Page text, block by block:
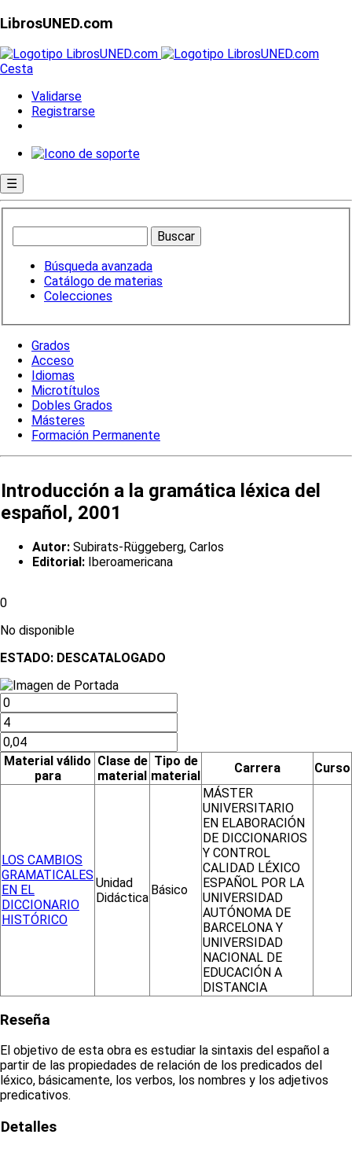
LibrosUNED.com
Cesta
Validarse
Registrarse
☰
Búsqueda avanzada
Catálogo de materias
Colecciones
Grados
Acceso
Idiomas
Microtítulos
Dobles Grados
Másteres
Formación Permanente
Introducción a la gramática léxica del
español, 2001
Autor: Subirats-Rüggeberg, Carlos
Editorial: Iberoamericana
0
No disponible
ESTADO: DESCATALOGADO
Material válido
para
Clase de
material
Tipo de
material
Carrera Curso
LOS CAMBIOS
GRAMATICALES
EN EL
DICCIONARIO
HISTÓRICO
Unidad
Didáctica
Básico
MÁSTER
UNIVERSITARIO
EN ELABORACIÓN
DE DICCIONARIOS
Y CONTROL
CALIDAD LÉXICO
ESPAÑOL POR LA
UNIVERSIDAD
AUTÓNOMA DE
BARCELONA Y
UNIVERSIDAD
NACIONAL DE
EDUCACIÓN A
DISTANCIA
Reseña
El objetivo de esta obra es estudiar la sintaxis del español a
partir de las propiedades de relación de los predicados del
léxico, básicamente, los verbos, los nombres y los adjetivos
predicativos.
Detalles